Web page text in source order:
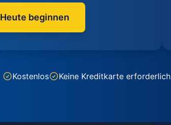
Heute beginnen
Kostenlos Keine Kreditkarte erforderlich